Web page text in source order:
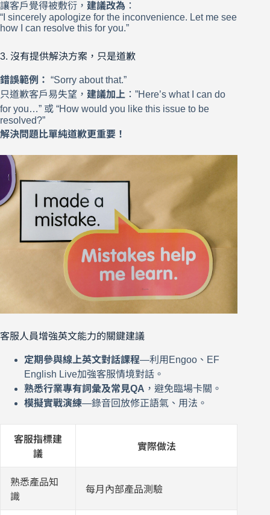
讓客戶覺得被敷衍， 建議改為 ：
“I sincerely apologize for the inconvenience. Let me see
how I can resolve this for you.”
3. 沒有提供解決方案，只是道歉
錯誤範例： “Sorry about that.”
只道歉客戶易失望， 建議加上 ：”Here’s what I can do
for you…” 或 “How would you like this issue to be
resolved?”
解決問題比單純道歉更重要！
客服人員增強英文能力的關鍵建議
定期參與線上英文對話課程—利用Engoo、EF
English Live加強客服情境對話。
熟悉行業專有詞彙及常見QA ，避免臨場卡關。
模擬實戰演練—錄音回放修正語氣、用法。
客服指標建
議
實際做法
熟悉產品知
識
每月內部產品測驗